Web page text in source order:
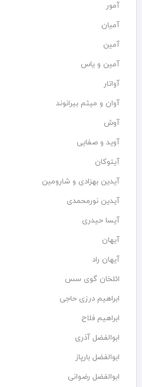
آمور
آمیان
آمین
آمین و یاس
آواتار
آوان و میثم بیرانوند
آوش
آوید و صفایی
آیتوکان
آیدین بهزادی و شارومین
آیدین نورمحمدی
آیسا حیدری
آیهان
آیهان راد
ائلخان گوی سس
ابراهیم درزی حاجی
ابراهیم فلاح
ابوالفضل آذری
ابوالفضل بارپاز
ابوالفضل رضوانی